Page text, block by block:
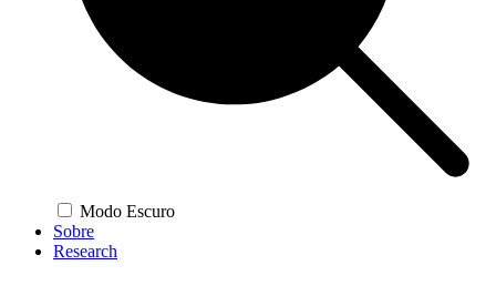
Modo Escuro
Sobre
Research